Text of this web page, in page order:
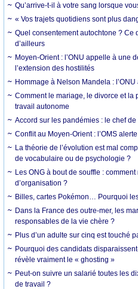
Qu’arrive-t-il à votre sang lorsque
« Vos trajets quotidiens sont plus
Quel consentement autochtone ?
d’ailleurs
Moyen-Orient : l’ONU appelle à une
l’extension des hostilités
Hommage à Nelson Mandela :
Comment le mariage, le divorce et la
travail autonome
Accord sur les pandémies : le chef
Conflit au Moyen-Orient : l’OMS
La théorie de l’évolution est mal
de vocabulaire ou de psychologie ?
Les ONG à bout de souffle :
d’organisation ?
Billes, cartes Pokémon… Pourquoi
Dans la France des outre-mer, les
responsables de la vie chère ?
Plus d’un adulte sur cinq est touché
Pourquoi des candidats
révèle vraiment le « ghosting »
Peut-on suivre un salarié toutes les
de travail ?